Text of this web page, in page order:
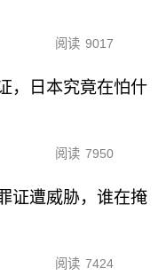
阅读 9017
，日本究竟在怕什
阅读 7950
证遭威胁，谁在掩
阅读 7424